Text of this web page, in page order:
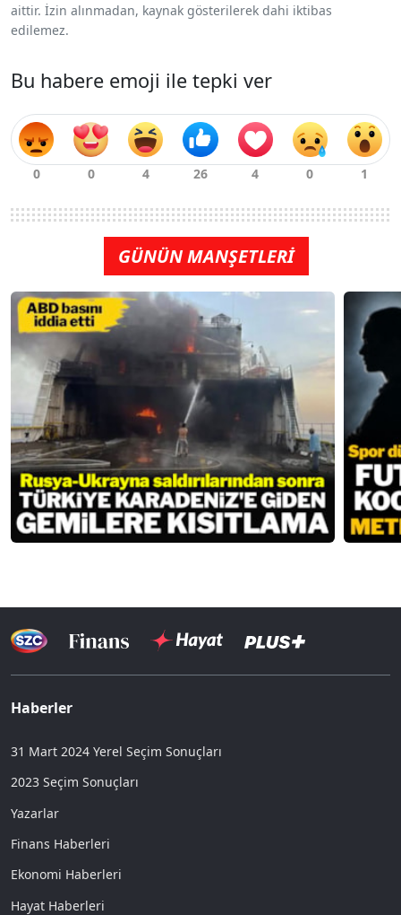
aittir. İzin alınmadan, kaynak gösterilerek dahi iktibas
edilemez.
Bu habere emoji ile tepki ver
GÜNÜN MANŞETLERİ
Haberler
31 Mart 2024 Yerel Seçim Sonuçları
2023 Seçim Sonuçları
Yazarlar
Finans Haberleri
Ekonomi Haberleri
Hayat Haberleri